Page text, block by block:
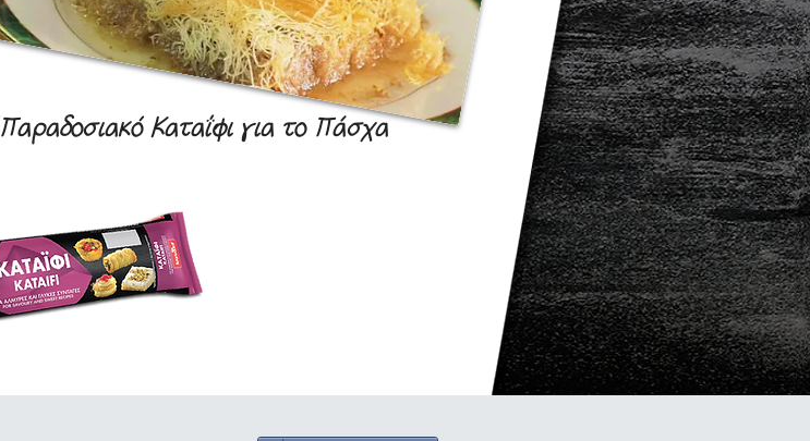
Παραδοσιακό Καταΐφι για το Πάσχα